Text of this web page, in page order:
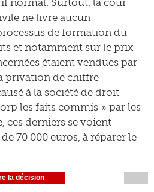
normal. Surtout, la cour
ne livre aucun
de formation du
et notamment sur le prix
étaient vendues par
privation de chiffre
à la société de droit
les faits commis » par les
ces derniers se voient
70 000 euros, à réparer le
la décision